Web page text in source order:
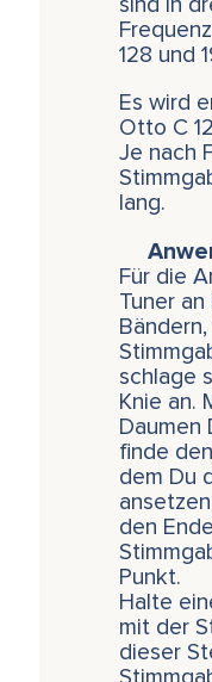
sind in
128 und
Es wird
Otto C
Je nach
lang.
Für die
Tuner an
schlage
Knie an.
Daumen
finde
dem Du
den
Punkt.
Halte
mit der
dieser